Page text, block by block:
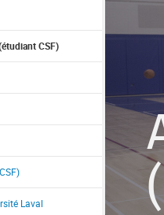
principal
principal
de page
CSF)
Laval